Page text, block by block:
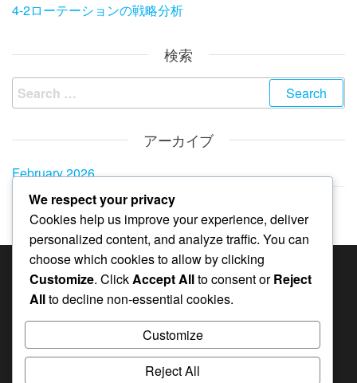
4-2ローテーションの戦略分析
検索
Search
for:
アーカイブ
February 2026
January 2026
カテゴリ
4-2ローテーションにおけるポジションの責任
4-2ローテーションの戦略分析
We respect your privacy
Cookies help us improve your experience, deliver
personalized content, and analyze traffic. You can
choose which cookies to allow by clicking
Customize. ClickAccept Allto consent orReject
Allto decline non-essential cookies.
Customize
Reject All